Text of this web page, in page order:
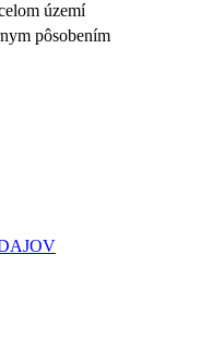
území
pôsobením